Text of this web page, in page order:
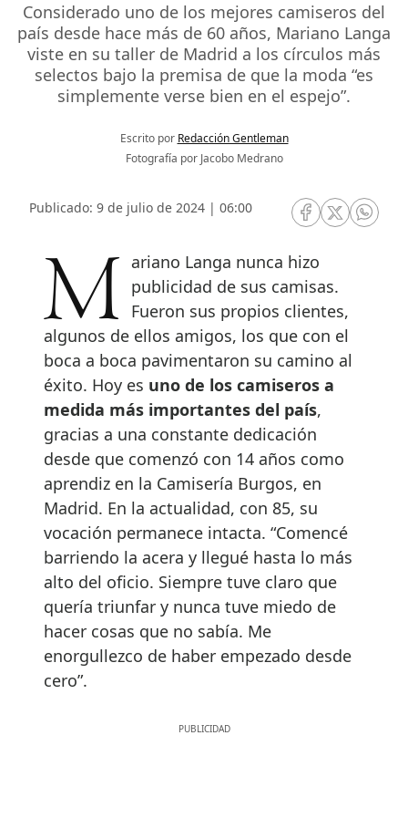
Considerado uno de los mejores camiseros del
país desde hace más de 60 años, Mariano Langa
viste en su taller de Madrid a los círculos más
selectos bajo la premisa de que la moda “es
simplemente verse bien en el espejo”.
Escrito por Redacción Gentleman
Fotografía por Jacobo Medrano
Publicado: 9 de julio de 2024 | 06:00
RRSS Facebook
RRSSRRSS
Mariano Langa nunca hizo
publicidad de sus camisas.
Fueron sus propios clientes,
algunos de ellos amigos, los que con el
boca a boca pavimentaron su camino al
éxito. Hoy es uno de los camiseros a
medida más importantes del país,
gracias a una constante dedicación
desde que comenzó con 14 años como
aprendiz en la Camisería Burgos, en
Madrid. En la actualidad, con 85, su
vocación permanece intacta. “Comencé
barriendo la acera y llegué hasta lo más
alto del oficio. Siempre tuve claro que
quería triunfar y nunca tuve miedo de
hacer cosas que no sabía. Me
enorgullezco de haber empezado desde
cero”.